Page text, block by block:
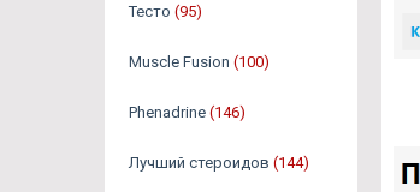
Тесто (95)
Muscle Fusion (100)
Phenadrine (146)
Лучший стероидов (144)